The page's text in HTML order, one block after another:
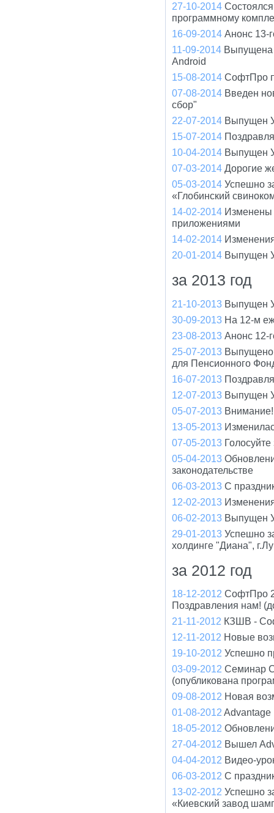
27-10-2014
программному
16-09-2014 Анонс 13-
11-09-2014 Выпущена
Android
15-08-2014 СофтПро
07-08-2014 Введен
сбор"
22-07-2014 Выпущен
15-07-2014
10-04-2014 Выпущен
07-03-2014 Дорогие
05-03-2014 Успешно
«Глобинский
14-02-2014
приложениями
14-02-2014
20-01-2014 Выпущен
за 2013 год
21-10-2013 Выпущен
30-09-2013 На 12-м
23-08-2013 Анонс 12-
25-07-2013 Выпущено
для Пенсионного
16-07-2013
12-07-2013 Выпущен
05-07-2013
13-05-2013
07-05-2013
05-04-2013
законодательстве
06-03-2013 С
12-02-2013
06-02-2013 Выпущен
29-01-2013 Успешно
холдинге "Диана",
за 2012 год
18-12-2012 СофтПро
Поздравления нам!
21-11-2012 КЗШВ -
12-11-2012 Новые
19-10-2012 Успешно
03-09-2012 Семинар
(опубликована
09-08-2012 Новая
01-08-2012
18-05-2012
27-04-2012 Вышел
04-04-2012 Видео-
06-03-2012 С
13-02-2012 Успешно
«Киевский завод